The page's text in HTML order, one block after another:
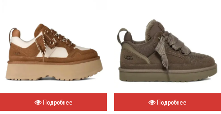
Подробнее Подробнее